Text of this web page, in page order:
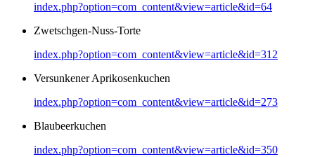
index.php?option=com_content&view=article&id=64
Zwetschgen-Nuss-Torte
index.php?option=com_content&view=article&id=312
Versunkener Aprikosenkuchen
index.php?option=com_content&view=article&id=273
Blaubeerkuchen
index.php?option=com_content&view=article&id=350